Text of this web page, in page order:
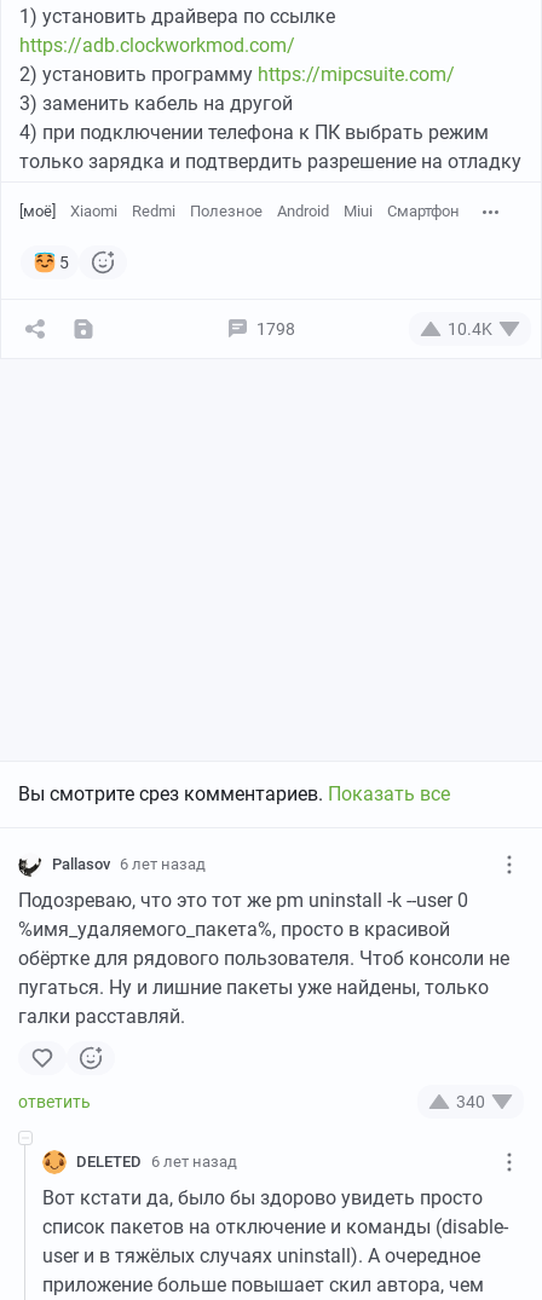
1) установить драйвера по ссылке
https://adb.clockworkmod.com/
2) установить программу https://mipcsuite.com/
3) заменить кабель на другой
4) при подключении телефона к ПК выбрать режим
только зарядка и подтвердить разрешение на отладку
[моё] Xiaomi Redmi Полезное Android Miui Смартфон
5
1798 10.4K
Вы смотрите срез комментариев. Показать все
Pallasov 6 лет назад
Подозреваю, что это тот же pm uninstall -k --user 0
%имя_удаляемого_пакета%, просто в красивой
обёртке для рядового пользователя. Чтоб консоли не
пугаться. Ну и лишние пакеты уже найдены, только
галки расставляй.
340
DELETED 6 лет назад
Вот кстати да, было бы здорово увидеть просто
список пакетов на отключение и команды (disable-
user и в тяжёлых случаях uninstall). А очередное
приложение больше повышает скил автора, чем